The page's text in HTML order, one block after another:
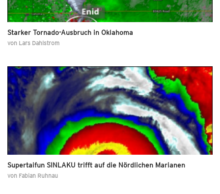
Starker Tornado-Ausbruch in Oklahoma
von Lars Dahlstrom
Supertaifun SINLAKU trifft auf die Nördlichen Marianen
von Fabian Ruhnau